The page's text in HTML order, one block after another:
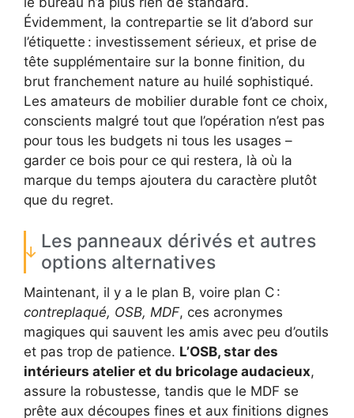
Évidemment, la contrepartie se lit d’abord sur
l’étiquette : investissement sérieux, et prise de
tête supplémentaire sur la bonne finition, du
brut franchement nature au huilé sophistiqué.
Les amateurs de mobilier durable font ce choix,
conscients malgré tout que l’opération n’est pas
pour tous les budgets ni tous les usages –
garder ce bois pour ce qui restera, là où la
marque du temps ajoutera du caractère plutôt
que du regret.
Les panneaux dérivés et autres
options alternatives
Maintenant, il y a le plan B, voire plan C :
contreplaqué, OSB, MDF, ces acronymes
magiques qui sauvent les amis avec peu d’outils
et pas trop de patience. L’OSB, star des
intérieurs atelier et du bricolage audacieux,
assure la robustesse, tandis que le MDF se
prête aux découpes fines et aux finitions dignes